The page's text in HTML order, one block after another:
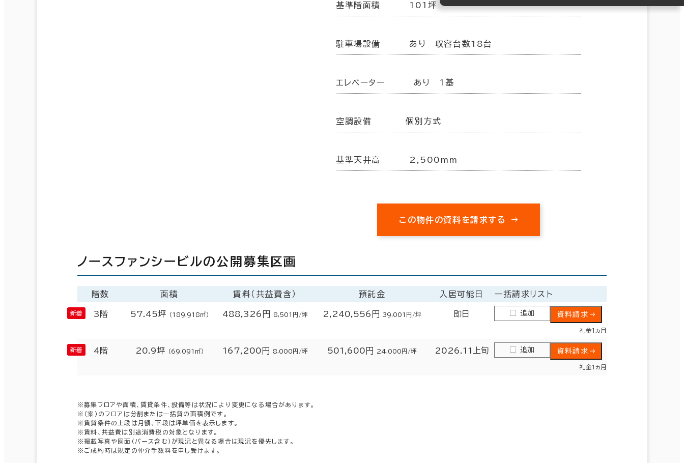
基準階面積 101坪
駐車場設備 あり 収容台数18台
エレベーター あり 1基
空調設備 個別方式
基準天井高 2,500mm
この物件の資料を請求する
ノースファンシービルの公開募集区画
階数 面積 賃料（共益費含） 預託金 入居可能日 一括請求リスト
3階 57.45坪 （189.918㎡） 488,326円 8,501円/坪 2,240,556円 39,001円/坪 即日 追加 資料請求
礼金1ヵ月
4階 20.9坪 （69.091㎡） 167,200円 8,000円/坪 501,600円 24,000円/坪 2026.11上旬 追加 資料請求
礼金1ヵ月
※募集フロアや面積、賃貸条件、設備等は状況により変更になる場合があります。
※（案）のフロアは分割または一括貸の面積例です。
※賃貸条件の上段は月額、下段は坪単価を表示します。
※賃料、共益費は別途消費税の対象となります。
※掲載写真や図面（パース含む）が現況と異なる場合は現況を優先します。
※ご成約時は規定の仲介手数料を申し受けます。